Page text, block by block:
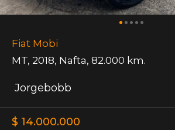
Fiat Mobi
MT, 2018, Nafta, 82.000 km.
Jorgebobb
$ 14.000.000